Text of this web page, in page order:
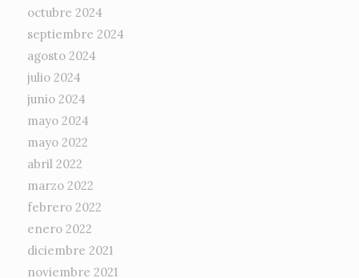
octubre 2024
septiembre 2024
agosto 2024
julio 2024
junio 2024
mayo 2024
mayo 2022
abril 2022
marzo 2022
febrero 2022
enero 2022
diciembre 2021
noviembre 2021